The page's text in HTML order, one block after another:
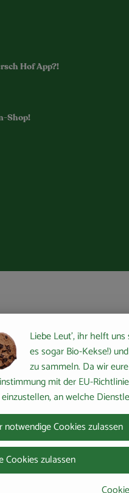
Hof App?!
www.bosshammersch-
Shop!
www.demeter.de/
Liebe Leut', ihr helft
es sogar Bio-Kekse!)
zu sammeln. Da wir
mit der EU-
an welche
notwendige Cookies zulassen
Cookies zulassen